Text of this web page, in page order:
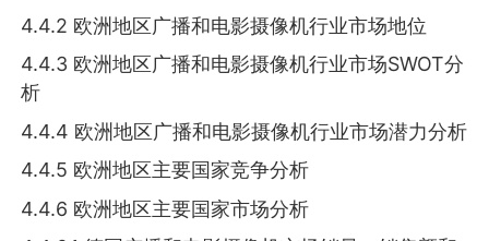
4.4.2 欧洲地区广播和电影摄像机行业市场地位
4.4.3 欧洲地区广播和电影摄像机行业市场SWOT分
析
4.4.4 欧洲地区广播和电影摄像机行业市场潜力分析
4.4.5 欧洲地区主要国家竞争分析
4.4.6 欧洲地区主要国家市场分析